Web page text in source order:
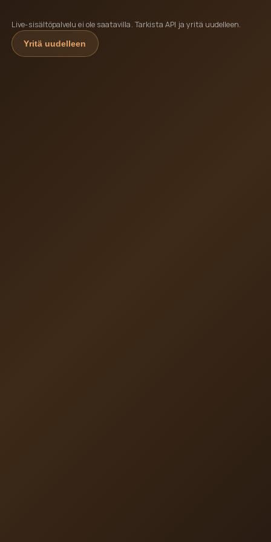
Live-sisältöpalvelu ei ole saatavilla. Tarkista API ja yritä uudelleen.
Yritä uudelleen